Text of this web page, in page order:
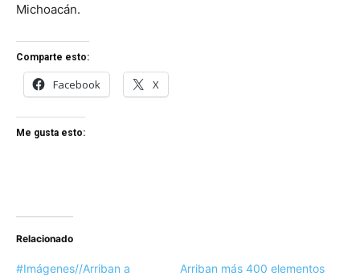
Michoacán.
Comparte esto:
Facebook X
Me gusta esto:
Relacionado
#Imágenes//Arriban a
Arriban más 400 elementos